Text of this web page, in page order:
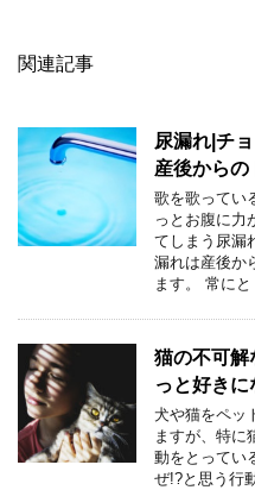
関連記事
尿漏れ|チ
産後からの
歌を歌ってい
っとお腹に力
てしまう尿漏
漏れは産後か
ます。 常に
猫の不可解
っと好き
犬や猫をペッ
ますが、特に
動をとってい
ぜ!?と思う行